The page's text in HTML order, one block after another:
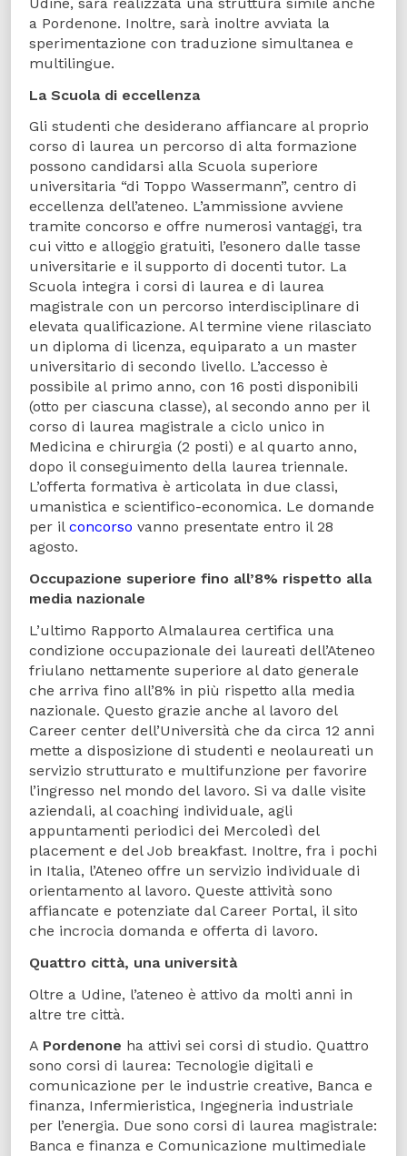
a Pordenone. Inoltre, sarà inoltre avviata la
sperimentazione con traduzione simultanea e
multilingue.
La Scuola di eccellenza
Gli studenti che desiderano affiancare al proprio
corso di laurea un percorso di alta formazione
possono candidarsi alla Scuola superiore
universitaria “di Toppo Wassermann”, centro di
eccellenza dell’ateneo. L’ammissione avviene
tramite concorso e offre numerosi vantaggi, tra
cui vitto e alloggio gratuiti, l’esonero dalle tasse
universitarie e il supporto di docenti tutor. La
Scuola integra i corsi di laurea e di laurea
magistrale con un percorso interdisciplinare di
elevata qualificazione. Al termine viene rilasciato
un diploma di licenza, equiparato a un master
universitario di secondo livello. L’accesso è
possibile al primo anno, con 16 posti disponibili
(otto per ciascuna classe), al secondo anno per il
corso di laurea magistrale a ciclo unico in
Medicina e chirurgia (2 posti) e al quarto anno,
dopo il conseguimento della laurea triennale.
L’offerta formativa è articolata in due classi,
umanistica e scientifico-economica. Le domande
per il concorso vanno presentate entro il 28
agosto.
Occupazione superiore fino all’8% rispetto alla
media nazionale
L’ultimo Rapporto Almalaurea certifica una
condizione occupazionale dei laureati dell’Ateneo
friulano nettamente superiore al dato generale
che arriva fino all’8% in più rispetto alla media
nazionale. Questo grazie anche al lavoro del
Career center dell’Università che da circa 12 anni
mette a disposizione di studenti e neolaureati un
servizio strutturato e multifunzione per favorire
l’ingresso nel mondo del lavoro. Si va dalle visite
aziendali, al coaching individuale, agli
appuntamenti periodici dei Mercoledì del
placement e del Job breakfast. Inoltre, fra i pochi
in Italia, l’Ateneo offre un servizio individuale di
orientamento al lavoro. Queste attività sono
affiancate e potenziate dal Career Portal, il sito
che incrocia domanda e offerta di lavoro.
Quattro città, una università
Oltre a Udine, l’ateneo è attivo da molti anni in
altre tre città.
A Pordenone ha attivi sei corsi di studio. Quattro
sono corsi di laurea: Tecnologie digitali e
comunicazione per le industrie creative, Banca e
finanza, Infermieristica, Ingegneria industriale
per l’energia. Due sono corsi di laurea magistrale:
Banca e finanza e Comunicazione multimediale